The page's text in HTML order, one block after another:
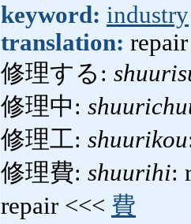
keyword: industry
translation:
修理する:
修理中:
修理工: shuurikou
修理費: shuurihi:
repair <<< 費